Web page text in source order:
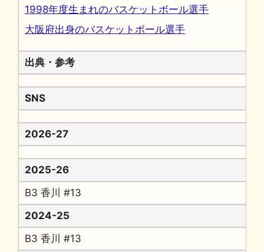
1998年度生まれのバスケットボール選手
大阪府出身のバスケットボール選手
出典・参考
SNS
2026-27
2025-26
B3 香川 #13
2024-25
B3 香川 #13